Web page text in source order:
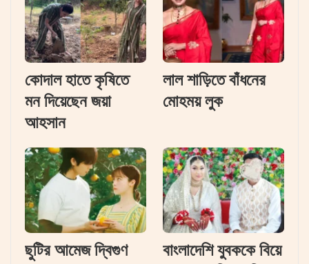
কোদাল হাতে কৃষিতে
মন দিয়েছেন জয়া
আহসান
লাল শাড়িতে বাঁধনের
মোহময় লুক
ছুটির আমেজ দ্বিগুণ
বাংলাদেশি যুবককে বিয়ে